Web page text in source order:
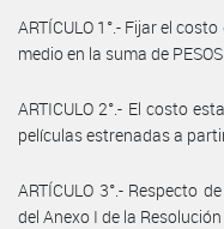
ARTÍCULO 1°.- Fijar el
medio en la suma de
ARTICULO 2°.- El costo
películas estrenadas a
ARTÍCULO 3°.- Respecto
del Anexo I de la